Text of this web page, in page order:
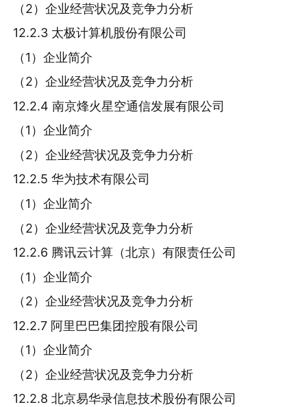
（2）企业经营状况及竞争力分析
12.2.3 太极计算机股份有限公司
（1）企业简介
（2）企业经营状况及竞争力分析
12.2.4 南京烽火星空通信发展有限公司
（1）企业简介
（2）企业经营状况及竞争力分析
12.2.5 华为技术有限公司
（1）企业简介
（2）企业经营状况及竞争力分析
12.2.6 腾讯云计算（北京）有限责任公司
（1）企业简介
（2）企业经营状况及竞争力分析
12.2.7 阿里巴巴集团控股有限公司
（1）企业简介
（2）企业经营状况及竞争力分析
12.2.8 北京易华录信息技术股份有限公司